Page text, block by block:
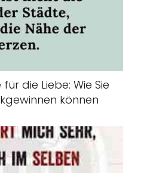
die Liebe: Wie Sie
können